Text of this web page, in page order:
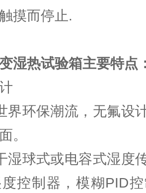
摸而停止.
湿热试验箱主要特点
界环保潮流，无氟设
。
湿球式或电容式湿度
控制器，模糊PID